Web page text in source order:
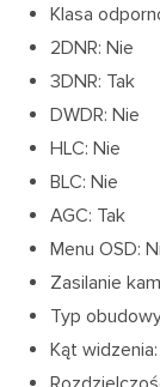
Klasa
2DNR: Nie
3DNR: Tak
DWDR: Nie
HLC: Nie
BLC: Nie
AGC: Tak
Menu OSD:
Zasilanie
Typ
Kąt